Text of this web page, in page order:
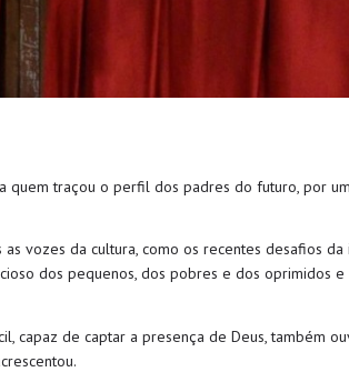
quem traçou o perfil dos padres do futuro, por
vozes da cultura, como os recentes desafios da
dos pequenos, dos pobres e dos oprimidos e
capaz de captar a presença de Deus, também